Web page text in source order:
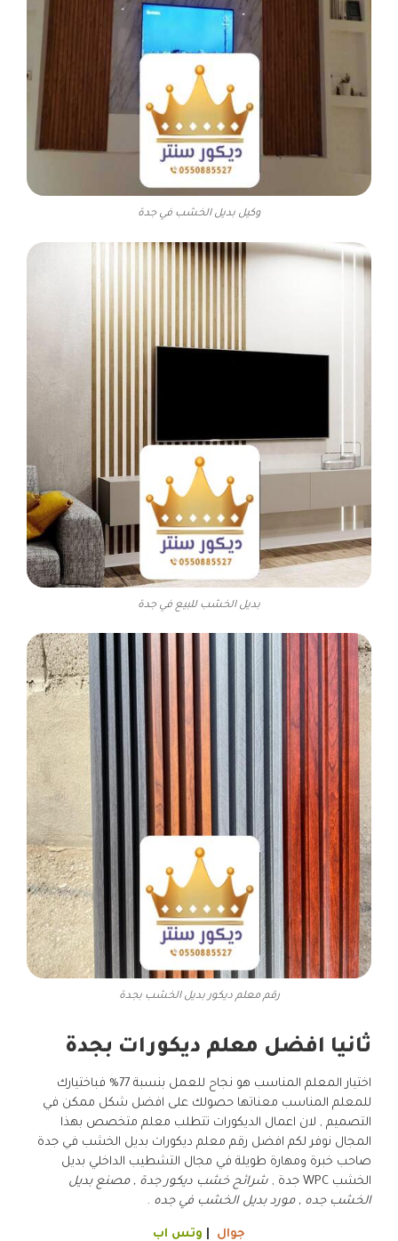
وكيل بديل الخشب في جدة
بديل الخشب للبيع في جدة
رقم معلم ديكور بديل الخشب بجدة
ثانيا افضل معلم ديكورات بجدة
اختيار المعلم المناسب هو نجاح للعمل بنسبة 77% فباختيارك
للمعلم المناسب معناتها حصولك على افضل شكل ممكن في
التصميم , لان اعمال الديكورات تتطلب معلم متخصص بهذا
المجال نوفر لكم افضل رقم معلم ديكورات بديل الخشب في جدة
صاحب خبرة ومهارة طويلة في مجال التشطيب الداخلي بديل
الخشب WPC جدة ,
شرائح خشب ديكور جدة , مصنع بديل
الخشب جده , مورد بديل الخشب في جده .
جوال وتس اب